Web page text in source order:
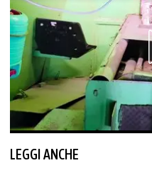
LEGGI ANCHE